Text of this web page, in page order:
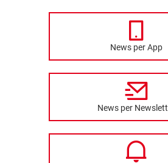
News per App
News per